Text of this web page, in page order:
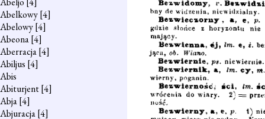
Abelkowy[4]
Abelowy[4]
Abeona[4]
Aberracja[4]
Abiljus [4]
Abis
Abiturjent[4]
Abja[4]
Abjuracja[4]